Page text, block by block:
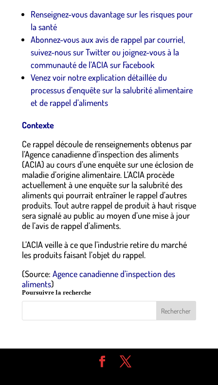
Renseignez-vous davantage sur les risques pour
la santé
Abonnez-vous aux avis de rappel par courriel,
suivez-nous sur Twitter ou joignez-vous à la
communauté de l’ACIA sur Facebook
Venez voir notre explication détaillée du
processus d’enquête sur la salubrité alimentaire
et de rappel d’aliments
Contexte
Ce rappel découle de renseignements obtenus par
l’Agence canadienne d’inspection des aliments
(ACIA) au cours d’une enquête sur une éclosion de
maladie d’origine alimentaire. L’ACIA procède
actuellement à une enquête sur la salubrité des
aliments qui pourrait entraîner le rappel d’autres
produits. Tout autre rappel de produit à haut risque
sera signalé au public au moyen d’une mise à jour
de l’avis de rappel d’aliments.
L’ACIA veille à ce que l’industrie retire du marché
les produits faisant l’objet du rappel.
(Source: Agence canadienne d’inspection des
aliments)
Poursuivre la recherche